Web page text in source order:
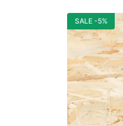
SALE -5%